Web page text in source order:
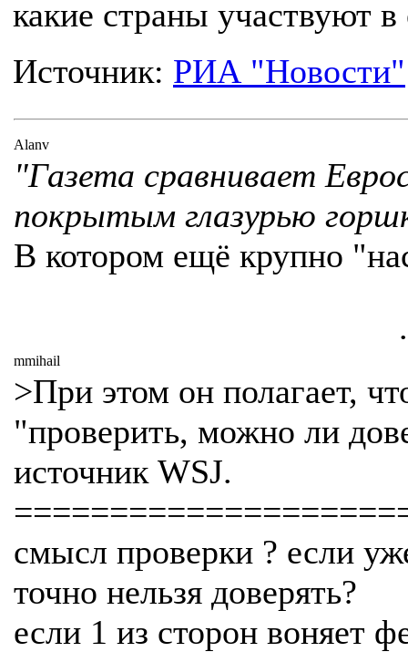
какие страны участвуют
Источник: РИА "Новости"
Alanv
"Газета сравнивает
покрытым глазурью
В котором ещё крупно
.
mmihail
>При этом он полагает,
"проверить, можно ли
источник WSJ.
смысл проверки ? если
точно нельзя доверять?
если 1 из сторон воняет